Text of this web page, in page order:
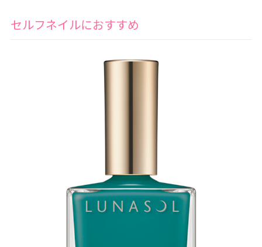
セルフネイルにおすすめ